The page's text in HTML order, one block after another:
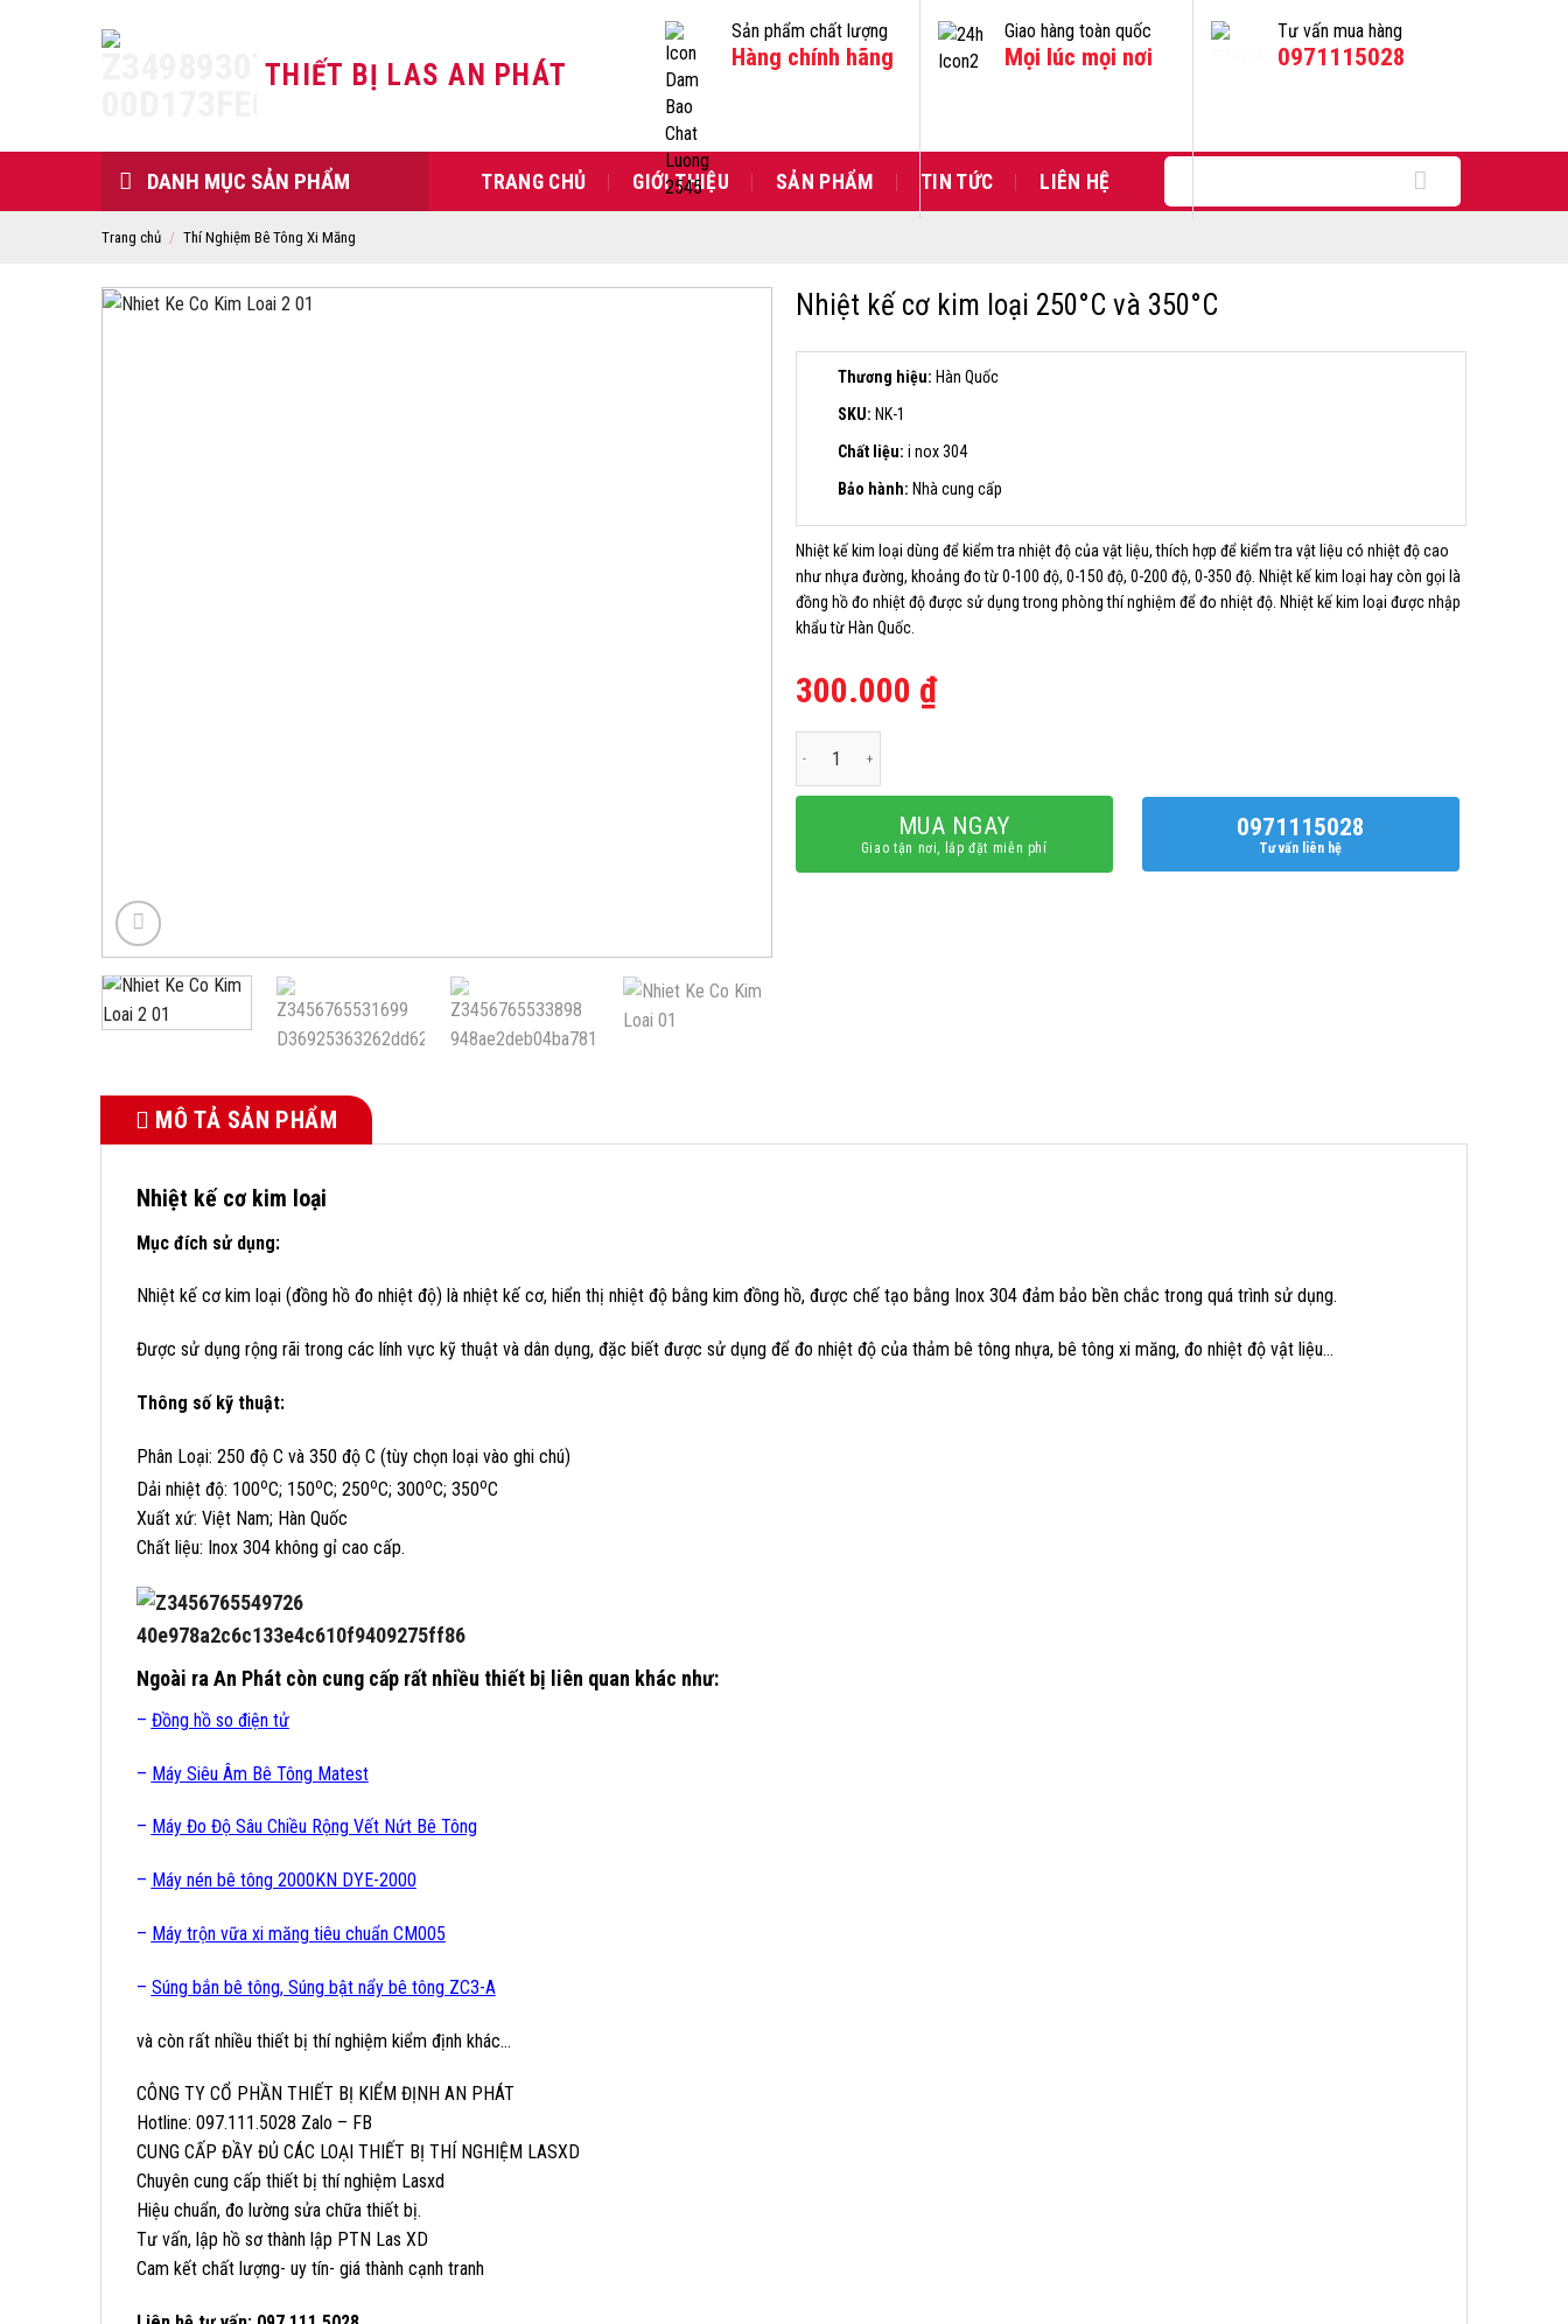
THIẾT BỊ LAS AN PHÁT
Sản phẩm chất lượng
Hàng chính hãng
Giao hàng toàn quốc
Mọi lúc mọi nơi
Tư vấn mua hàng
0971115028
DANH MỤC SẢN PHẨM TRANG CHỦ GIỚI THIỆU SẢN PHẨM TIN TỨC LIÊN HỆ
kiếm:
Trang chủ / Thí Nghiệm Bê Tông Xi Măng
Nhiệt kế cơ kim loại 250°C và 350°C
Thương hiệu: Hàn Quốc
SKU: NK-1
Chất liệu: i nox 304
Bảo hành: Nhà cung cấp
Nhiệt kế kim loại dùng để kiểm tra nhiệt độ của vật liệu, thích hợp để kiểm tra vật liệu có nhiệt độ cao
như nhựa đường, khoảng đo từ 0-100 độ, 0-150 độ, 0-200 độ, 0-350 độ. Nhiệt kế kim loại hay còn gọi là
đồng hồ đo nhiệt độ được sử dụng trong phòng thí nghiệm để đo nhiệt độ. Nhiệt kế kim loại được nhập
khẩu từ Hàn Quốc.
300.000 ₫
MUA NGAY
Giao tận nơi, lắp đặt miễn phí
0971115028
Tư vấn liên hệ
MÔ TẢ SẢN PHẨM
Nhiệt kế cơ kim loại
Mục đích sử dụng:
Nhiệt kế cơ kim loại (đồng hồ đo nhiệt độ) là nhiệt kế cơ, hiển thị nhiệt độ bằng kim đồng hồ, được chế tạo bằng Inox 304 đảm bảo bền chắc trong quá trình sử dụng.
Được sử dụng rộng rãi trong các lính vực kỹ thuật và dân dụng, đặc biết được sử dụng để đo nhiệt độ của thảm bê tông nhựa, bê tông xi măng, đo nhiệt độ vật liệu…
Thông số kỹ thuật:
Phân Loại: 250 độ C và 350 độ C (tùy chọn loại vào ghi chú)
Dải nhiệt độ: 100oC; 150o​C; 250o​C; 300o​C; 350o​C
Xuất xứ: Việt Nam; Hàn Quốc
Chất liệu: Inox 304 không gỉ cao cấp.
Ngoài ra An Phátcòn cung cấp rất nhiều thiết bị liên quan khác như:
– Đồng hồ so điện tử
– Máy Siêu Âm Bê Tông Matest
– Máy Đo Độ Sâu Chiều Rộng Vết Nứt Bê Tông
– Máy nén bê tông 2000KN DYE-2000
– Máy trộn vữa xi măng tiêu chuẩn CM005
– Súng bắn bê tông, Súng bật nẩy bê tông ZC3-A
và còn rất nhiều thiết bị thí nghiệm kiểm định khác…
CÔNG TY CỔ PHẦN THIẾT BỊ KIỂM ĐỊNH AN PHÁT
Hotline: 097.111.5028 Zalo – FB
CUNG CẤP ĐẦY ĐỦ CÁC LOẠI THIẾT BỊ THÍ NGHIỆM LASXD
Chuyên cung cấp thiết bị thí nghiệm Lasxd
Hiệu chuẩn, đo lường sửa chữa thiết bị.
Tư vấn, lập hồ sơ thành lập PTN Las XD
Cam kết chất lượng- uy tín- giá thành cạnh tranh